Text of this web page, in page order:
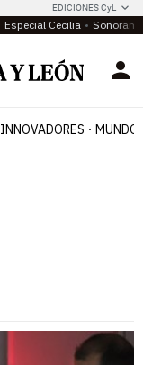
EDICIONES CyL
Especial Cecilia
INNOVADORES MUNDO